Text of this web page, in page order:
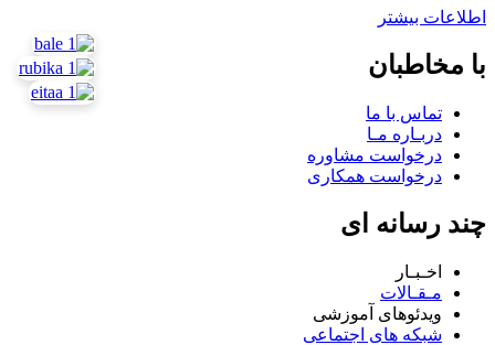
اطلاعات بیشتر
با مخاطبان
تماس با ما
دربـاره مـا
درخواست مشاوره
درخواست همکاری
چند رسانه ای
اخـبـار
مـقـالات
ویدئوهای آموزشی
شبکه های اجتماعی